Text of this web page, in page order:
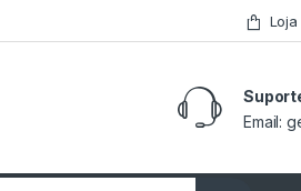
Loja
Email: